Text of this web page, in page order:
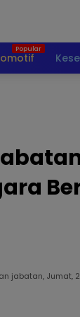
jabatan, Jumat,